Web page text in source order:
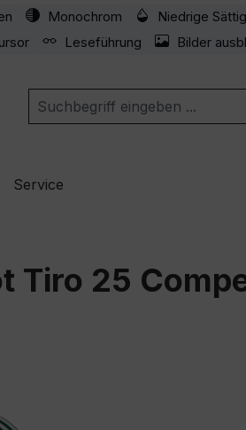
Monochrom Niedrige
Leseführung Bilder
Service
Tiro 25